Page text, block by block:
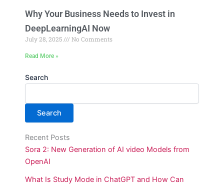
Why Your Business Needs to Invest in
DeepLearningAI Now
July 28, 2025 No Comments
Read More »
Search
Search
Recent Posts
Sora 2: New Generation of AI video Models from
OpenAI
What Is Study Mode in ChatGPT and How Can